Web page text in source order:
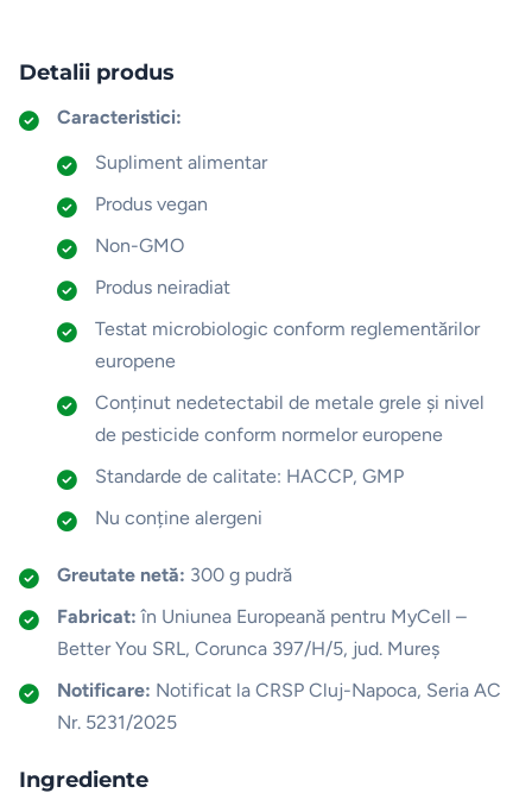
Detalii produs
Caracteristici:
Supliment alimentar
Produs vegan
Non-GMO
Produs neiradiat
Testat microbiologic conform reglementărilor
europene
Conținut nedetectabil de metale grele și nivel
de pesticide conform normelor europene
Standarde de calitate: HACCP, GMP
Nu conține alergeni
Greutate netă: 300 g pudră
Fabricat: în Uniunea Europeană pentru MyCell –
Better You SRL, Corunca 397/H/5, jud. Mureș
Notificare: Notificat la CRSP Cluj-Napoca, Seria AC
Nr. 5231/2025
Ingrediente